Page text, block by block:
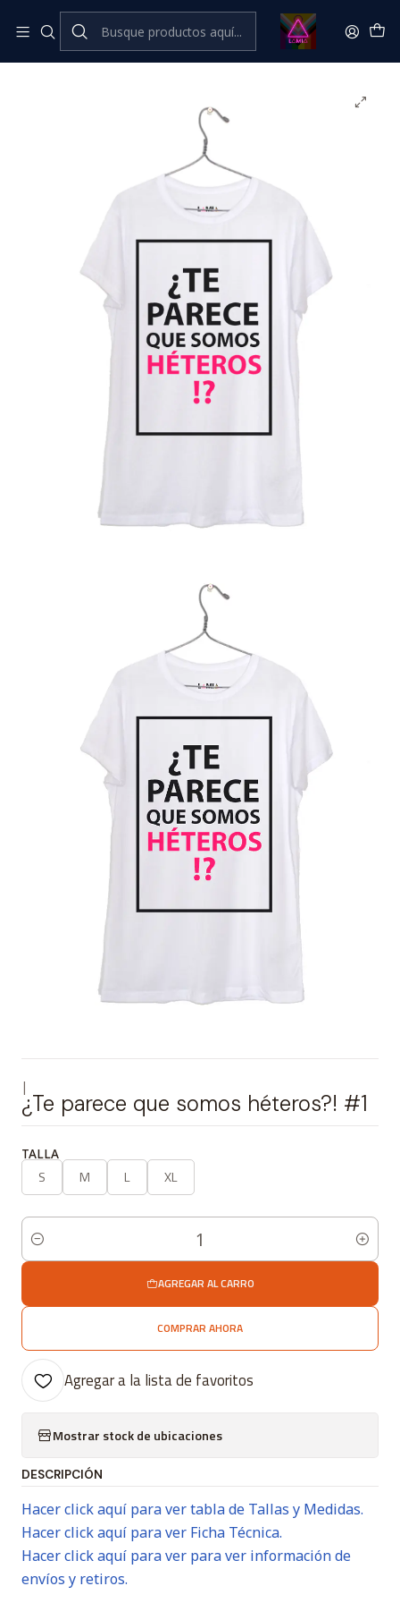
Inicio Catálogo Classic Frases Classic
¿Te parece que somos héteros?! #1
|
¿Te parece que somos héteros?! #1
TALLA
S M L XL
Cantidad
AGREGAR AL CARRO
COMPRAR AHORA
Agregar a la lista de favoritos
Mostrar stock de ubicaciones
DESCRIPCIÓN
Hacer click aquí para ver tabla de Tallas y Medidas.
Hacer click aquí para ver Ficha Técnica.
Hacer click aquí para ver para ver información de
envíos y retiros.